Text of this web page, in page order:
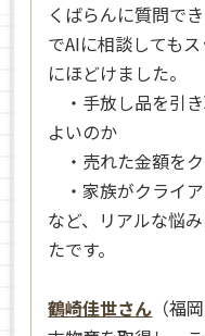
くばらんに質問で
でAIに相談しても
にほどけました。
・手放し品を引
よいのか
・売れた金額を
・家族がクライ
など、リアルな悩
たです。
鶴崎佳世さん （福